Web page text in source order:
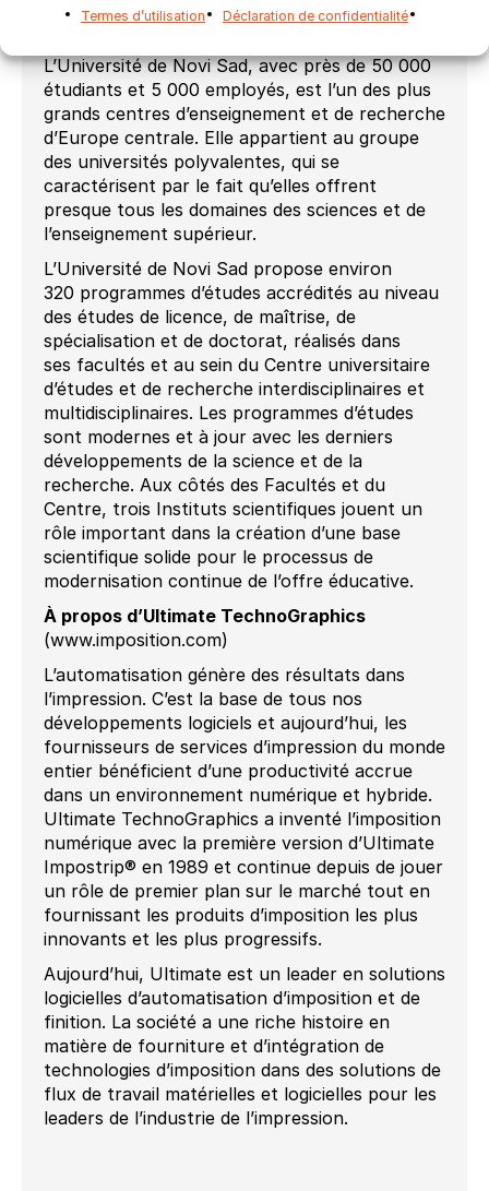
Termes d’utilisation Déclaration de confidentialité
À propos de l’Université de Novi Sad
L’Université de Novi Sad, avec près de 50 000
étudiants et 5 000 employés, est l’un des plus
grands centres d’enseignement et de recherche
d’Europe centrale. Elle appartient au groupe
des universités polyvalentes, qui se
caractérisent par le fait qu’elles offrent
presque tous les domaines des sciences et de
l’enseignement supérieur.
L’Université de Novi Sad propose environ
320 programmes d’études accrédités au niveau
des études de licence, de maîtrise, de
spécialisation et de doctorat, réalisés dans
ses facultés et au sein du Centre universitaire
d’études et de recherche interdisciplinaires et
multidisciplinaires. Les programmes d’études
sont modernes et à jour avec les derniers
développements de la science et de la
recherche. Aux côtés des Facultés et du
Centre, trois Instituts scientifiques jouent un
rôle important dans la création d’une base
scientifique solide pour le processus de
modernisation continue de l’offre éducative.
À propos d’Ultimate TechnoGraphics
(www.imposition.com)
L’automatisation génère des résultats dans
l’impression. C’est la base de tous nos
développements logiciels et aujourd’hui, les
fournisseurs de services d’impression du monde
entier bénéficient d’une productivité accrue
dans un environnement numérique et hybride.
Ultimate TechnoGraphics a inventé l’imposition
numérique avec la première version d’Ultimate
Impostrip® en 1989 et continue depuis de jouer
un rôle de premier plan sur le marché tout en
fournissant les produits d’imposition les plus
innovants et les plus progressifs.
Aujourd’hui, Ultimate est un leader en solutions
logicielles d’automatisation d’imposition et de
finition. La société a une riche histoire en
matière de fourniture et d’intégration de
technologies d’imposition dans des solutions de
flux de travail matérielles et logicielles pour les
leaders de l’industrie de l’impression.